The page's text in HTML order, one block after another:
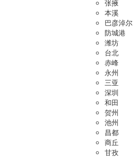
张掖
本溪
巴彦淖尔
防城港
潍坊
台北
赤峰
永州
三亚
深圳
和田
贺州
池州
昌都
商丘
甘孜